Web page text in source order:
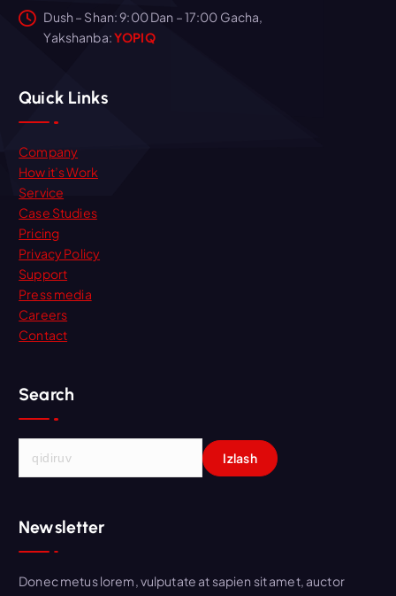
Dush – Shan: 9:00 Dan – 17:00 Gacha,
Yakshanba:YOPIQ
Quick Links
Company
How it’s Work
Service
Case Studies
Pricing
Privacy Policy
Support
Press media
Careers
Contact
Search
r
s
i
Newsletter
Donec metus lorem, vulputate at sapien sit amet, auctor